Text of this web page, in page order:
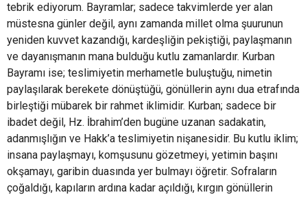
tebrik ediyorum. Bayramlar; sadece takvimlerde yer alan
müstesna günler değil, aynı zamanda millet olma şuurunun
yeniden kuvvet kazandığı, kardeşliğin pekiştiği, paylaşmanın
ve dayanışmanın mana bulduğu kutlu zamanlardır. Kurban
Bayramı ise; teslimiyetin merhametle buluştuğu, nimetin
paylaşılarak berekete dönüştüğü, gönüllerin aynı dua etrafında
birleştiği mübarek bir rahmet iklimidir. Kurban; sadece bir
ibadet değil, Hz. İbrahim’den bugüne uzanan sadakatin,
adanmışlığın ve Hakk’a teslimiyetin nişanesidir. Bu kutlu iklim;
insana paylaşmayı, komşusunu gözetmeyi, yetimin başını
okşamayı, garibin duasında yer bulmayı öğretir. Sofraların
çoğaldığı, kapıların ardına kadar açıldığı, kırgın gönüllerin